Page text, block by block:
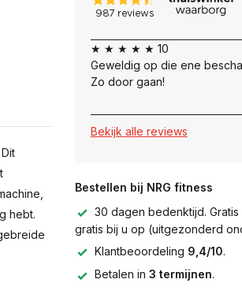
Dit
hebt.
★ ★ ★ ★ ★ 10
Geweldig op die ene
Zo door gaan!
Bekijk alle reviews
Bestellen bij NRG fitness
30 dagen bedenktijd.
gratis bij u op (uitgezonderd
Klantbeoordeling 9,4/10.
Betalen in 3 termijnen.